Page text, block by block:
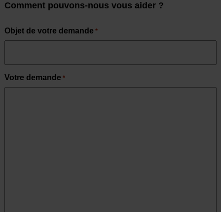
Comment pouvons-nous vous aider ?
Objet de votre demande *
Votre demande *